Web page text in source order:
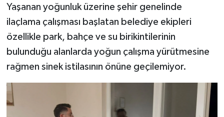
Yaşanan yoğunluk üzerine şehir genelinde
ilaçlama çalışması başlatan belediye ekipleri
özellikle park, bahçe ve su birikintilerinin
bulunduğu alanlarda yoğun çalışma yürütmesine
rağmen sinek istilasının önüne geçilemiyor.